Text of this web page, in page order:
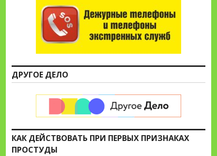
ДРУГОЕ ДЕЛО
КАК ДЕЙСТВОВАТЬ ПРИ ПЕРВЫХ ПРИЗНАКАХ
ПРОСТУДЫ